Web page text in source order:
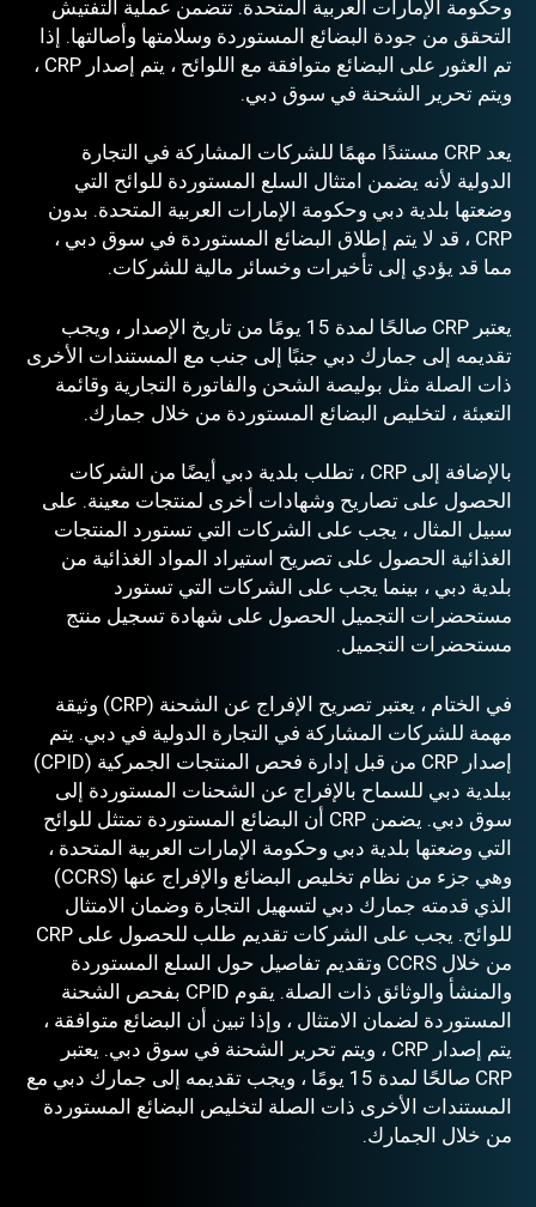
وحكومة الإمارات العربية المتحدة. تتضمن عملية التفتيش
التحقق من جودة البضائع المستوردة وسلامتها وأصالتها. إذا
تم العثور على البضائع متوافقة مع اللوائح ، يتم إصدار CRP ،
ويتم تحرير الشحنة في سوق دبي.
يعد CRP مستندًا مهمًا للشركات المشاركة في التجارة
الدولية لأنه يضمن امتثال السلع المستوردة للوائح التي
وضعتها بلدية دبي وحكومة الإمارات العربية المتحدة. بدون
CRP ، قد لا يتم إطلاق البضائع المستوردة في سوق دبي ،
مما قد يؤدي إلى تأخيرات وخسائر مالية للشركات.
يعتبر CRP صالحًا لمدة 15 يومًا من تاريخ الإصدار ، ويجب
تقديمه إلى جمارك دبي جنبًا إلى جنب مع المستندات الأخرى
ذات الصلة مثل بوليصة الشحن والفاتورة التجارية وقائمة
التعبئة ، لتخليص البضائع المستوردة من خلال جمارك.
بالإضافة إلى CRP ، تطلب بلدية دبي أيضًا من الشركات
الحصول على تصاريح وشهادات أخرى لمنتجات معينة. على
سبيل المثال ، يجب على الشركات التي تستورد المنتجات
الغذائية الحصول على تصريح استيراد المواد الغذائية من
بلدية دبي ، بينما يجب على الشركات التي تستورد
مستحضرات التجميل الحصول على شهادة تسجيل منتج
مستحضرات التجميل.
في الختام ، يعتبر تصريح الإفراج عن الشحنة (CRP) وثيقة
مهمة للشركات المشاركة في التجارة الدولية في دبي. يتم
إصدار CRP من قبل إدارة فحص المنتجات الجمركية (CPID)
ببلدية دبي للسماح بالإفراج عن الشحنات المستوردة إلى
سوق دبي. يضمن CRP أن البضائع المستوردة تمتثل للوائح
التي وضعتها بلدية دبي وحكومة الإمارات العربية المتحدة ،
وهي جزء من نظام تخليص البضائع والإفراج عنها (CCRS)
الذي قدمته جمارك دبي لتسهيل التجارة وضمان الامتثال
للوائح. يجب على الشركات تقديم طلب للحصول على CRP
من خلال CCRS وتقديم تفاصيل حول السلع المستوردة
والمنشأ والوثائق ذات الصلة. يقوم CPID بفحص الشحنة
المستوردة لضمان الامتثال ، وإذا تبين أن البضائع متوافقة ،
يتم إصدار CRP ، ويتم تحرير الشحنة في سوق دبي. يعتبر
CRP صالحًا لمدة 15 يومًا ، ويجب تقديمه إلى جمارك دبي مع
المستندات الأخرى ذات الصلة لتخليص البضائع المستوردة
من خلال الجمارك.